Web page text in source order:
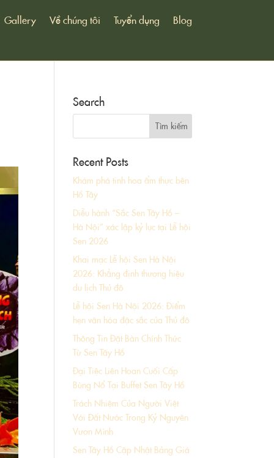
Gallery Về chúng tôi Tuyển dụng Blog
Search
Recent Posts
Khám phá tinh hoa ẩm thực bên
Hồ Tây
Diễu hành “Sắc Sen Tây Hồ –
Hà Nội” xác lập kỷ lục tại Lễ hội
Sen 2026
Khai mạc Lễ hội Sen Hà Nội
2026: Khẳng định thương hiệu
du lịch Thủ đô
Lễ hội Sen Hà Nội 2026: Điểm
hẹn văn hóa đặc sắc của Thủ đô
Thông Tin Đặt Bàn Chính Thức
Từ Sen Tây Hồ
Đại Tiệc Liên Hoan Cuối Cấp
Bùng Nổ Tại Buffet Sen Tây Hồ
Trách Nhiệm Của Người Việt
Với Đất Nước Trong Kỷ Nguyên
Vươn Mình
Sen Tây Hồ Cập Nhật Bảng Giá